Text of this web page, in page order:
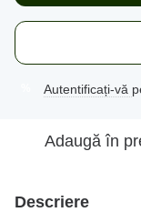
Autentificați-vă
Adaugă în
Descriere